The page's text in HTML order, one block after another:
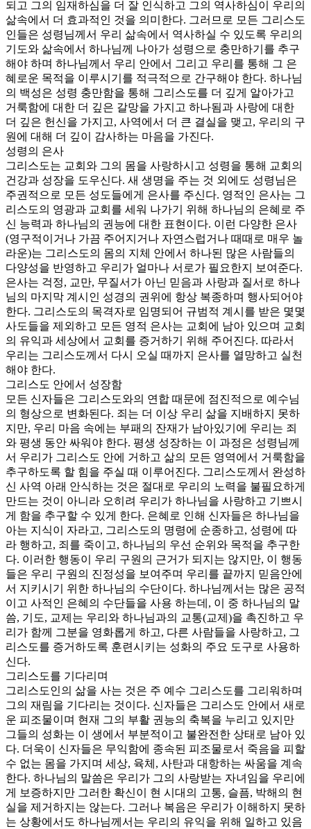
되고 그의 임재하심을 더 잘 인식하고 그의 역사하심이 우리의
삶속에서 더 효과적인 것을 의미한다. 그러므로 모든 그리스도
인들은 성령님께서 우리 삶속에서 역사하실 수 있도록 우리의
기도와 삶속에서 하나님께 나아가 성령으로 충만하기를 추구
해야 하며 하나님께서 우리 안에서 그리고 우리를 통해 그 은
혜로운 목적을 이루시기를 적극적으로 간구해야 한다. 하나님
의 백성은 성령 충만함을 통해 그리스도를 더 깊게 알아가고
거룩함에 대한 더 깊은 갈망을 가지고 하나됨과 사랑에 대한
더 깊은 헌신을 가지고, 사역에서 더 큰 결실을 맺고, 우리의 구
원에 대해 더 깊이 감사하는 마음을 가진다.
성령의 은사
그리스도는 교회와 그의 몸을 사랑하시고 성령을 통해 교회의
건강과 성장을 도우신다. 새 생명을 주는 것 외에도 성령님은
주권적으로 모든 성도들에게 은사를 주신다. 영적인 은사는 그
리스도의 영광과 교회를 세워 나가기 위해 하나님의 은혜로 주
신 능력과 하나님의 권능에 대한 표현이다. 이런 다양한 은사
(영구적이거나 가끔 주어지거나 자연스럽거나 때때로 매우 놀
라운)는 그리스도의 몸의 지체 안에서 하나된 많은 사람들의
다양성을 반영하고 우리가 얼마나 서로가 필요한지 보여준다.
은사는 걱정, 교만, 무질서가 아닌 믿음과 사랑과 질서로 하나
님의 마지막 계시인 성경의 권위에 항상 복종하며 행사되어야
한다. 그리스도의 목격자로 임명되어 규범적 계시를 받은 몇몇
사도들을 제외하고 모든 영적 은사는 교회에 남아 있으며 교회
의 유익과 세상에서 교회를 증거하기 위해 주어진다. 따라서
우리는 그리스도께서 다시 오실 때까지 은사를 열망하고 실천
해야 한다.
그리스도 안에서 성장함
모든 신자들은 그리스도와의 연합 때문에 점진적으로 예수님
의 형상으로 변화된다. 죄는 더 이상 우리 삶을 지배하지 못하
지만, 우리 마음 속에는 부패의 잔재가 남아있기에 우리는 죄
와 평생 동안 싸워야 한다. 평생 성장하는 이 과정은 성령님께
서 우리가 그리스도 안에 거하고 삶의 모든 영역에서 거룩함을
추구하도록 할 힘을 주실 때 이루어진다. 그리스도께서 완성하
신 사역 아래 안식하는 것은 절대로 우리의 노력을 불필요하게
만드는 것이 아니라 오히려 우리가 하나님을 사랑하고 기쁘시
게 함을 추구할 수 있게 한다. 은혜로 인해 신자들은 하나님을
아는 지식이 자라고, 그리스도의 명령에 순종하고, 성령에 따
라 행하고, 죄를 죽이고, 하나님의 우선 순위와 목적을 추구한
다. 이러한 행동이 우리 구원의 근거가 되지는 않지만, 이 행동
들은 우리 구원의 진정성을 보여주며 우리를 끝까지 믿음안에
서 지키시기 위한 하나님의 수단이다. 하나님께서는 많은 공적
이고 사적인 은혜의 수단들을 사용 하는데, 이 중 하나님의 말
씀, 기도, 교제는 우리와 하나님과의 교통(교제)을 촉진하고 우
리가 함께 그분을 영화롭게 하고, 다른 사람들을 사랑하고, 그
리스도를 증거하도록 훈련시키는 성화의 주요 도구로 사용하
신다.
그리스도를 기다리며
그리스도인의 삶을 사는 것은 주 예수 그리스도를 그리워하며
그의 재림을 기다리는 것이다. 신자들은 그리스도 안에서 새로
운 피조물이며 현재 그의 부활 권능의 축복을 누리고 있지만
그들의 성화는 이 생에서 부분적이고 불완전한 상태로 남아 있
다. 더욱이 신자들은 무익함에 종속된 피조물로서 죽음을 피할
수 없는 몸을 가지며 세상, 육체, 사탄과 대항하는 싸움을 계속
한다. 하나님의 말씀은 우리가 그의 사랑받는 자녀임을 우리에
게 보증하지만 그러한 확신이 현 시대의 고통, 슬픔, 박해의 현
실을 제거하지는 않는다. 그러나 복음은 우리가 이해하지 못하
는 상황에서도 하나님께서는 우리의 유익을 위해 일하고 있음